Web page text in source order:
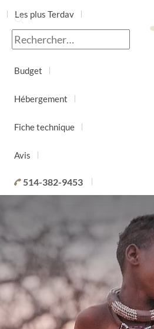
Les plus Terdav
Jour par jour
Budget
Hébergement
Fiche technique
Avis
514-382-9453